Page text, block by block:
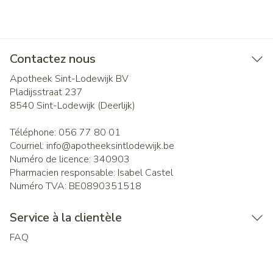
Contactez nous
Apotheek Sint-Lodewijk BV
Pladijsstraat 237
8540 Sint-Lodewijk (Deerlijk)
Téléphone: 056 77 80 01
Courriel: info@apotheeksintlodewijk.be
Numéro de licence: 340903
Pharmacien responsable: Isabel Castel
Numéro TVA: BE0890351518
Service à la clientèle
FAQ